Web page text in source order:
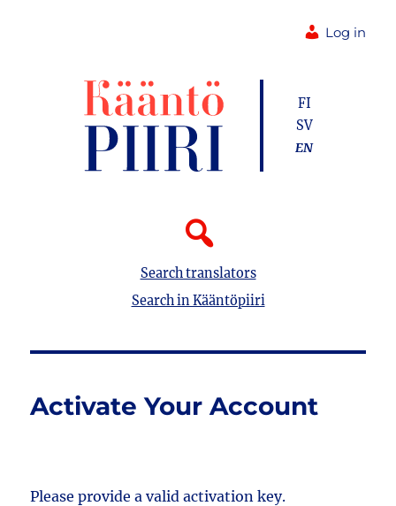
Log in
Search translators
Search in Kääntöpiiri
FI
SV
EN
Activate Your Account
Please provide a valid activation key.